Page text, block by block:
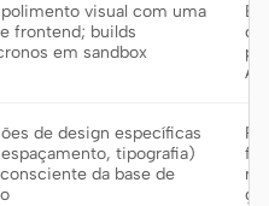
visual com uma
frontend; builds
em sandbox
de design específicas
tipografia)
da base de